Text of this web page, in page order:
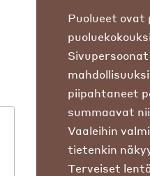
Puolueet ovat
piipahtaneet
summaavat
Vaaleihin
tietenkin
Terveiset